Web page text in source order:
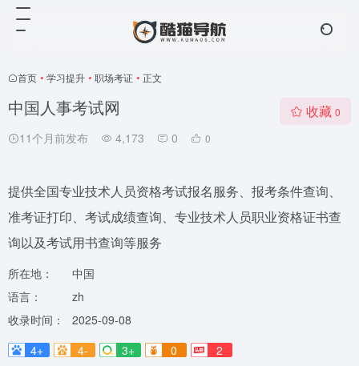
首页 • 学习提升 • 职场考证 • 正文
中国人事考试网
11个月前发布 4,173 0 0
收藏 0
提供全国专业技术人员资格考试报名服务、报考条件查询、
准考证打印、考试成绩查询、专业技术人员职业资格证书查
询以及考试用书查询等服务
所在地：
中国
语言：
zh
收录时间：
2025-09-08
4+
4- 3+ 0 2